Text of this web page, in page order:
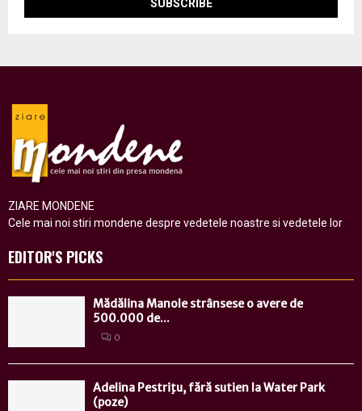
ZIARE MONDENE
Cele mai noi stiri mondene despre vedetele noastre si vedetele lor
EDITOR'S PICKS
Mădălina Manole strânsese o avere de
500.000 de...
0
Adelina Pestriţu, fără sutien la Water Park
(poze)